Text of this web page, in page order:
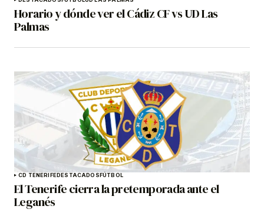
Horario y dónde ver el Cádiz CF vs UD Las
Palmas
CD TENERIFEDESTACADOSFÚTBOL
El Tenerife cierra la pretemporada ante el
Leganés